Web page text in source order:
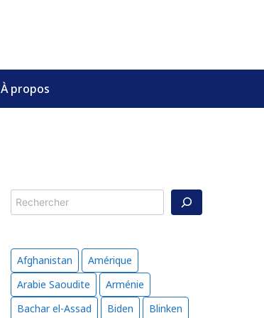
À propos
Rechercher
Afghanistan
Amérique
Arabie Saoudite
Arménie
Bachar el-Assad
Biden
Blinken